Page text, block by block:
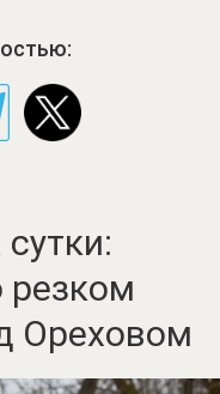
резком
Ореховом